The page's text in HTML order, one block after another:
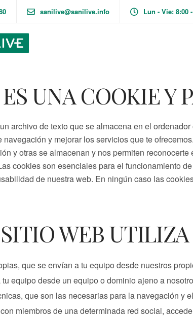
sanilive@sanilive.info Lun - Vie: 8:00
UNA COOKIE Y
archivo de texto que se almacena en el
navegación y mejorar los servicios que te
y otras se almacenan y nos permiten
cookies son esenciales para el funcionamiento
de nuestra web. En ningún caso las
WEB
que se envían a tu equipo desde nuestros
equipo desde un equipo o dominio ajeno a
que son las necesarias para la navegación y
miembros de una determinada red social,